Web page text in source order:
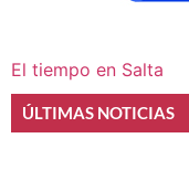
El tiempo en Salta
ÚLTIMAS NOTICIAS